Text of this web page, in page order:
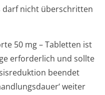
darf nicht überschritten
50 mg – Tabletten ist
erforderlich und sollte
beendet
weiter